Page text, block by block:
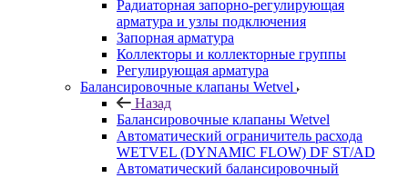
Радиаторная запорно-регулирующая
арматура и узлы подключения
Запорная арматура
Коллекторы и коллекторные группы
Регулирующая арматура
Балансировочные клапаны Wetvel
Назад
Балансировочные клапаны Wetvel
Автоматический ограничитель расхода
WETVEL (DYNAMIC FLOW) DF ST/AD
Автоматический балансировочный